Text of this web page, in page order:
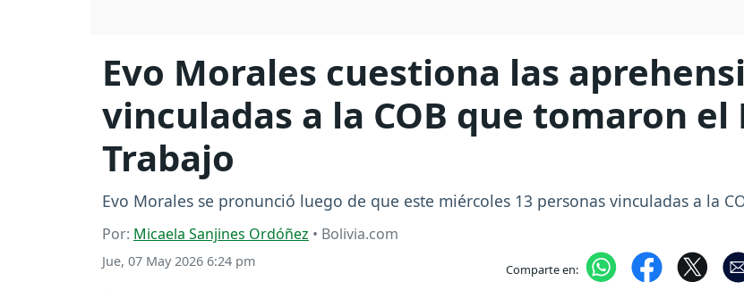
Evo Morales cuestiona las
vinculadas a la COB que tomaron
Trabajo
Evo Morales se pronunció luego de que este miércoles 13 personas vinculadas a la
Por: Micaela Sanjines Ordóñez • Bolivia.com
Jue, 07 May 2026 6:24 pm Comparte en: